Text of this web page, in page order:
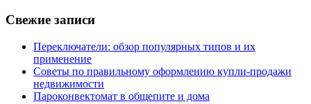
Свежие записи
Переключатели: обзор популярных типов и их
применение
Советы по правильному оформлению купли-продажи
недвижимости
Пароконвектомат в общепите и дома